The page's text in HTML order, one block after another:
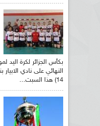
14) هذا السبت...